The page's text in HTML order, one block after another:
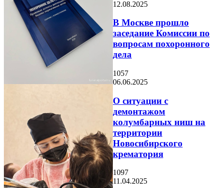
12.08.2025
В Москве прошло
заседание Комиссии по
вопросам похоронного
дела
1057
06.06.2025
О ситуации с
демонтажом
колумбарных ниш на
территории
Новосибирского
крематория
1097
11.04.2025